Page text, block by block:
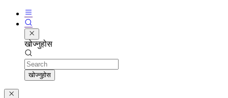
खोज्नुहोस
Search
खोज्नुहोस